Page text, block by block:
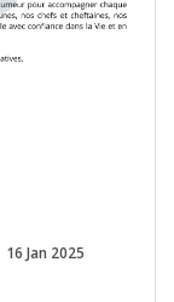
16 Jan 2025